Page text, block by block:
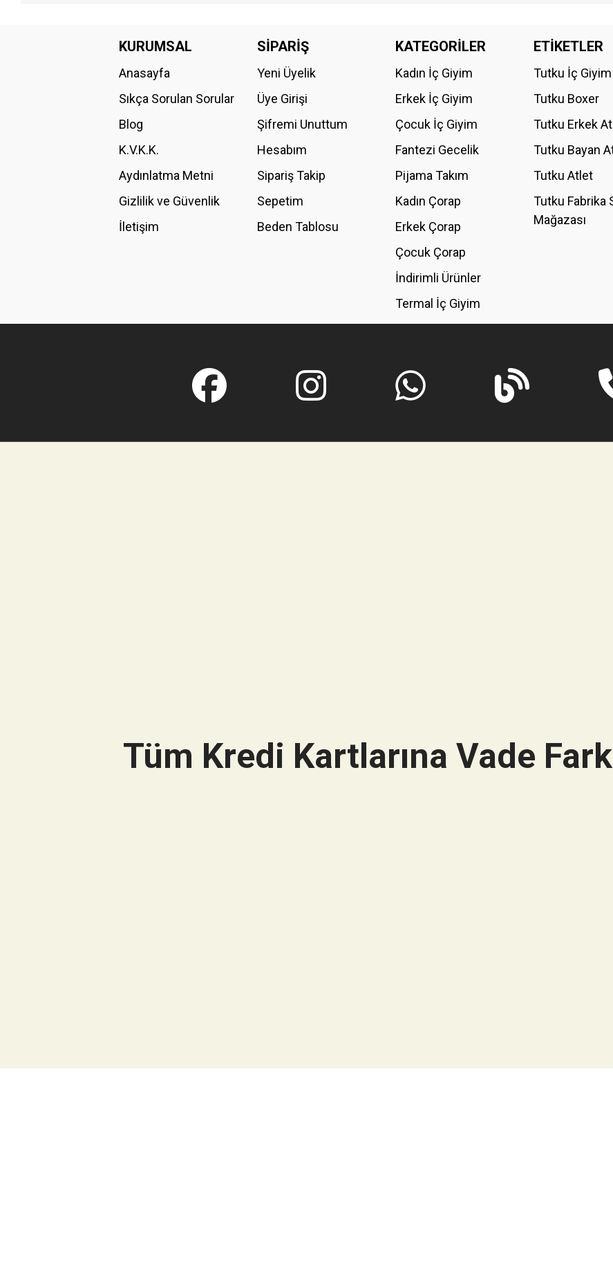
Bu ürüne ilk yorumu siz yapın!
Ürün resmi kalitesiz, bozuk veya görüntülenemiyor.
Ürün fiyatı diğer sitelerden daha pahalı.
Bu ürüne benzer farklı alternatifler olmalı.
KURUMSAL
Anasayfa
Sıkça Sorulan Sorular
Blog
K.V.K.K.
Aydınlatma Metni
Gizlilik ve Güvenlik
İletişim
SİPARİŞ
Yeni Üyelik
Üye Girişi
Şifremi Unuttum
Hesabım
Sipariş Takip
Sepetim
Beden Tablosu
KATEGORİLER
Kadın İç Giyim
Erkek İç Giyim
Çocuk İç Giyim
Fantezi Gecelik
Pijama Takım
Kadın Çorap
Erkek Çorap
Çocuk Çorap
İndirimli Ürünler
Termal İç Giyim
ETİKETLER
Tutku İç Giyim
Tutku Boxer
Tutku Erkek
Tutku Bayan
Tutku Atlet
Tutku Fabrika
Mağazası
Tüm Kredi Kartlarına Vade